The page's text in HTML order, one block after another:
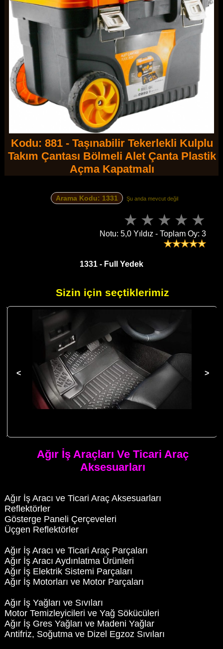
Kodu: 881 - Taşınabilir Tekerlekli Kulplu
Takım Çantası Bölmeli Alet Çanta Plastik
Açma Kapatmalı
Arama Kodu: 1331 Şu anda mevcut değil
Notu: 5,0 Yıldız - Toplam Oy: 3
1331 - Full Yedek
Sizin için seçtiklerimiz
Ağır İş Araçları Ve Ticari Araç
Aksesuarları
Ağır İş Aracı ve Ticari Araç Aksesuarları
Reflektörler
Gösterge Paneli Çerçeveleri
Üçgen Reflektörler
Ağır İş Aracı ve Ticari Araç Parçaları
Ağır İş Aracı Aydınlatma Ürünleri
Ağır İş Elektrik Sistemi Parçaları
Ağır İş Motorları ve Motor Parçaları
Ağır İş Yağları ve Sıvıları
Motor Temizleyicileri ve Yağ Sökücüleri
Ağır İş Gres Yağları ve Madeni Yağlar
Antifriz, Soğutma ve Dizel Egzoz Sıvıları